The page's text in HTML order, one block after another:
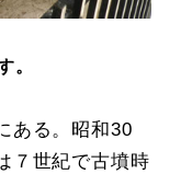
。
ある。昭和30
７世紀で古墳時